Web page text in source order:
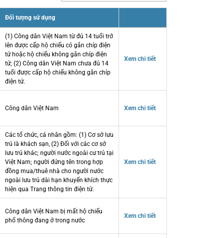
Đối tượng sử dụng
(1) Công dân Việt Nam từ đủ 14 tuổi trở
lên được cấp hộ chiếu có gắn chíp điện
tử hoặc hộ chiếu không gắn chíp điện
tử; (2) Công dân Việt Nam chưa đủ 14
tuổi được cấp hộ chiếu không gắn chíp
điện tử.
Xem chi tiết
Công dân Việt Nam Xem chi tiết
Các tổ chức, cá nhân gồm: (1) Cơ sở lưu
trú là khách sạn, (2) Đối với các cơ sở
lưu trú khác; người nước ngoài cư trú tại
Việt Nam; người đứng tên trong hợp
đồng mua/thuê nhà cho người nước
ngoài lưu trú dài hạn khuyến khích thực
hiện qua Trang thông tin điện tử.
Xem chi tiết
Công dân Việt Nam bị mất hộ chiếu
phổ thông đang ở trong nước
Xem chi tiết